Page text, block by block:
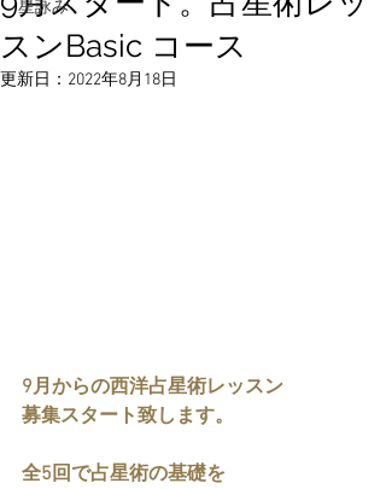
星詠み
スンBasic コース
更新日： 2022年8月18日
9月からの西洋占星術レッスン
募集スタート致します。
全5回で占星術の基礎を